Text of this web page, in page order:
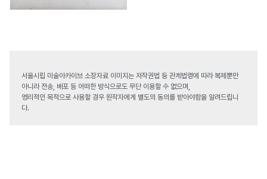
서울시립 미술아카이브 소장자료 이미지는 저작권법 등 관계법령에 따라 복제뿐만
아니라 전송, 배포 등 어떠한 방식으로도 무단 이용할 수 없으며,
영리적인 목적으로 사용할 경우 원작자에게 별도의 동의를 받아야함을 알려드립니
다.